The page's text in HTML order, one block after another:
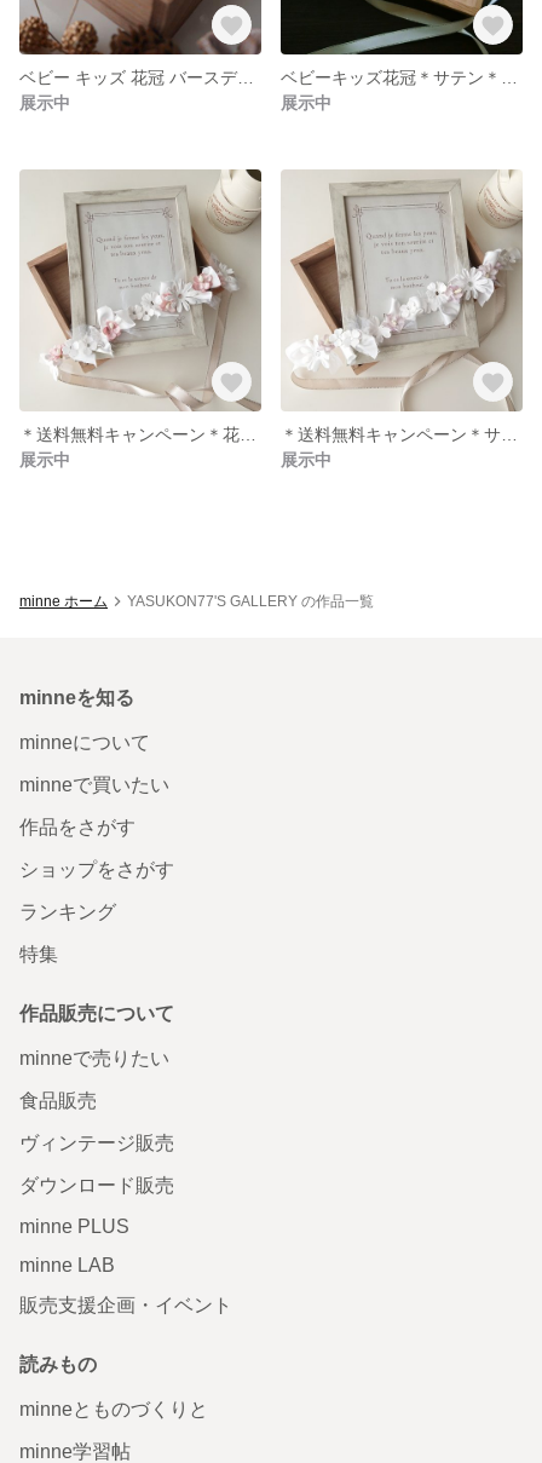
ベビー キッズ 花冠 バースディ 記念日
展示中
展示中
展示中
展示中
minne ホーム YASUKON77'S GALLERY の作品一覧
minneを知る
minneについて
minneで買いたい
作品をさがす
ショップをさがす
ランキング
特集
作品販売について
minneで売りたい
食品販売
ヴィンテージ販売
ダウンロード販売
minne PLUS
minne LAB
販売支援企画・イベント
読みもの
minneとものづくりと
minne学習帖